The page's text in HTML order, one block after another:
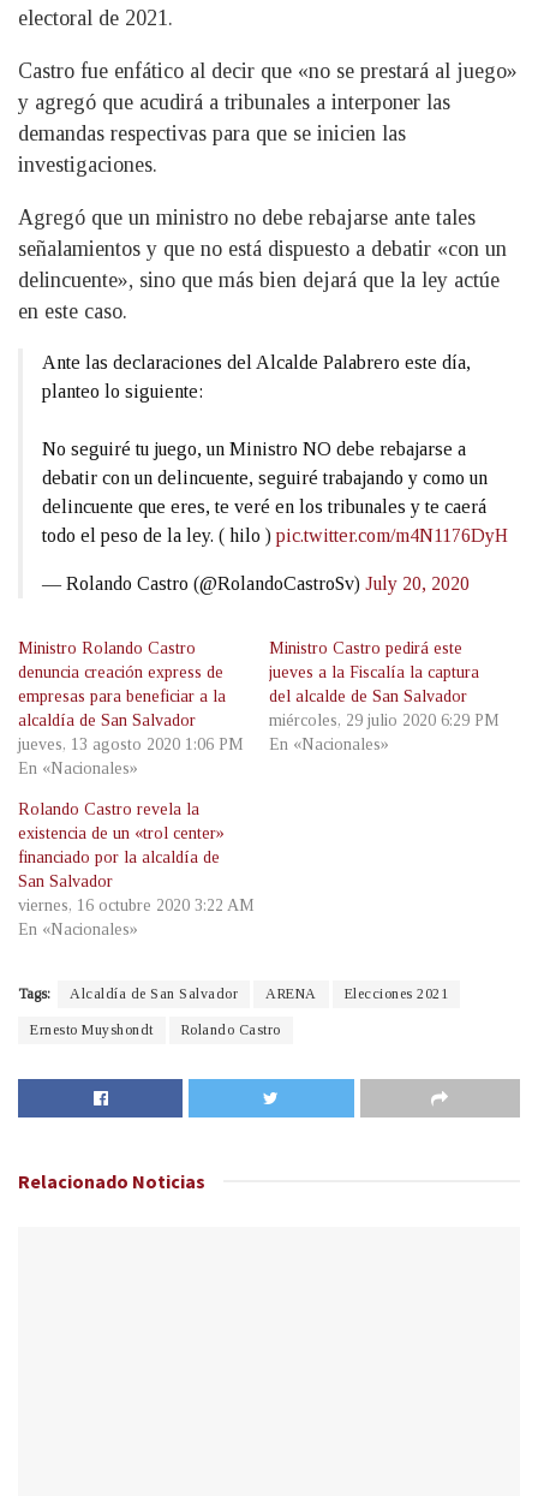
electoral de 2021.
Castro fue enfático al decir que «no se prestará al juego»
y agregó que acudirá a tribunales a interponer las
demandas respectivas para que se inicien las
investigaciones.
Agregó que un ministro no debe rebajarse ante tales
señalamientos y que no está dispuesto a debatir «con un
delincuente», sino que más bien dejará que la ley actúe
en este caso.
Ante las declaraciones del Alcalde Palabrero este día,
planteo lo siguiente:
No seguiré tu juego, un Ministro NO debe rebajarse a
debatir con un delincuente, seguiré trabajando y como un
delincuente que eres, te veré en los tribunales y te caerá
todo el peso de la ley. ( hilo ) pic.twitter.com/m4N1176DyH
— Rolando Castro (@RolandoCastroSv) July 20, 2020
Ministro Rolando Castro
denuncia creación express de
empresas para beneficiar a la
alcaldía de San Salvador
jueves, 13 agosto 2020 1:06 PM
En «Nacionales»
Ministro Castro pedirá este
jueves a la Fiscalía la captura
del alcalde de San Salvador
miércoles, 29 julio 2020 6:29 PM
En «Nacionales»
Rolando Castro revela la
existencia de un «trol center»
financiado por la alcaldía de
San Salvador
viernes, 16 octubre 2020 3:22 AM
En «Nacionales»
Tags: Alcaldía de San Salvador ARENA Elecciones 2021
Ernesto Muyshondt Rolando Castro
Relacionado Noticias